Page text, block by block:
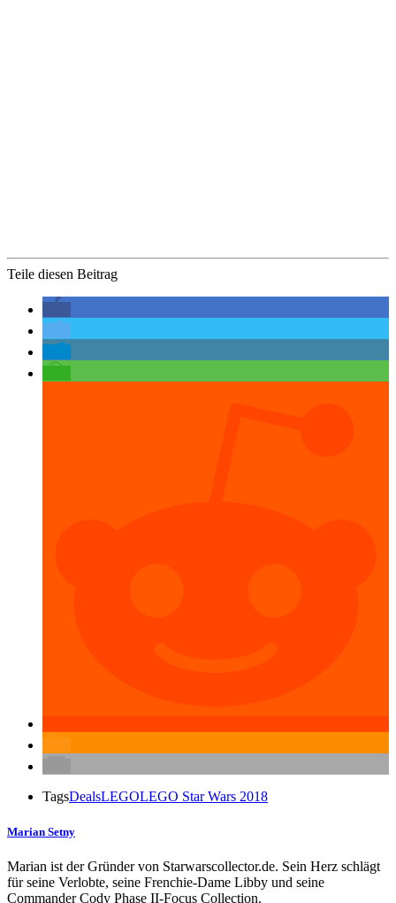
Teile diesen Beitrag
TagsDealsLEGOLEGO Star Wars 2018
Marian Setny
Marian ist der Gründer von Starwarscollector.de. Sein Herz schlägt
für seine Verlobte, seine Frenchie-Dame Libby und seine
Commander Cody Phase II-Focus Collection.